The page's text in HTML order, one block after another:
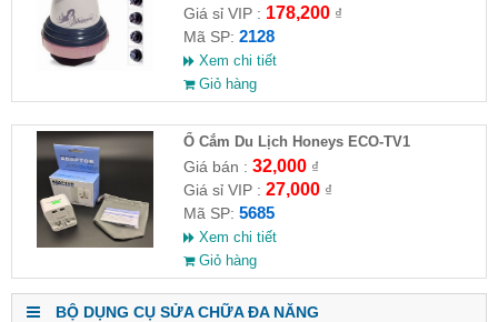
Giá sỉ VIP : 178,200₫
Mã SP: 2128
Xem chi tiết
Giỏ hàng
Ổ Cắm Du Lịch Honeys ECO-TV1
Giá bán : 32,000₫
Giá sỉ VIP : 27,000₫
Mã SP: 5685
Xem chi tiết
Giỏ hàng
BỘ DỤNG CỤ SỬA CHỮA ĐA NĂNG